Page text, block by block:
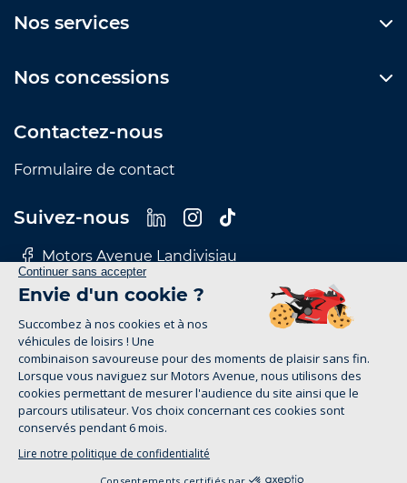
Nos services
Nos concessions
Contactez-nous
Formulaire de contact
Suivez-nous
Motors Avenue Landivisiau
Motors Avenue Le Mans
Motors Avenue Rennes
Motors Avenue Tours